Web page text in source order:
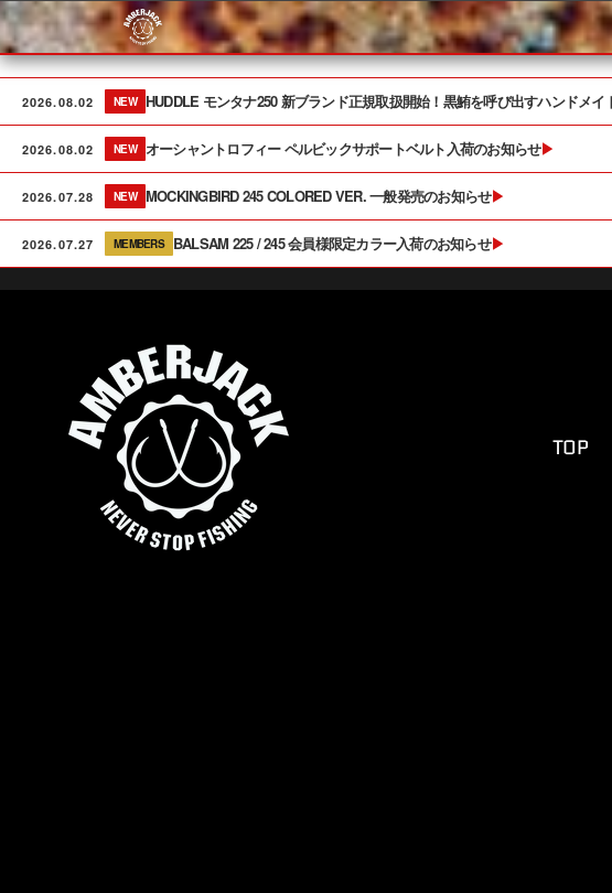
Skip
to
content
2026.08.02 NEW HUDDLE モンタナ250 新ブランド正規取扱開始！黒鮪を呼び出すハンドメイ
2026.08.02 NEW オーシャントロフィー ペルビックサポートベルト入荷のお知らせ▶
2026.07.28 NEW MOCKINGBIRD 245 COLORED VER. 一般発売のお知らせ▶
2026.07.27 MEMBERS BALSAM 225 / 245 会員様限定カラー入荷のお知らせ▶
M
B
TOP